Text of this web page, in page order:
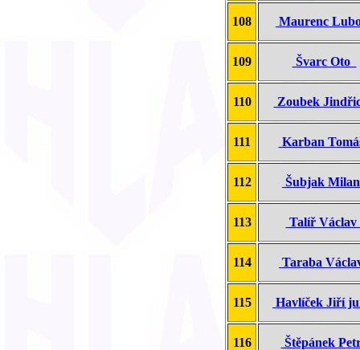
108 Maurenc
109 Švarc Oto
110 Zoubek
111 Karban
112 Šubjak
113 Talíř
114 Taraba
115 Havlíček Jiří
116 Štěpánek